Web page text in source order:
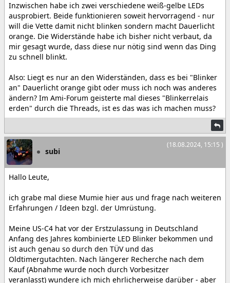
Inzwischen habe ich zwei verschiedene weiß-gelbe LEDs
ausprobiert. Beide funktionieren soweit hervorragend - nur
will die Vette damit nicht blinken sondern macht Dauerlicht
orange. Die Widerstände habe ich bisher nicht verbaut, da
mir gesagt wurde, dass diese nur nötig sind wenn das Ding
zu schnell blinkt.
Also: Liegt es nur an den Widerständen, dass es bei "Blinker
an" Dauerlicht orange gibt oder muss ich noch was anderes
ändern? Im Ami-Forum geisterte mal dieses "Blinkerrelais
erden" durch die Threads, ist es das was ich machen muss?
(18.08.2024, 15:15 )
subi
Hallo Leute,
ich grabe mal diese Mumie hier aus und frage nach weiteren
Erfahrungen / Ideen bzgl. der Umrüstung.
Meine US-C4 hat vor der Erstzulassung in Deutschland
Anfang des Jahres kombinierte LED Blinker bekommen und
ist auch genau so durch den TÜV und das
Oldtimergutachten. Nach längerer Recherche nach dem
Kauf (Abnahme wurde noch durch Vorbesitzer
veranlasst) wundere ich mich ehrlicherweise darüber - aber